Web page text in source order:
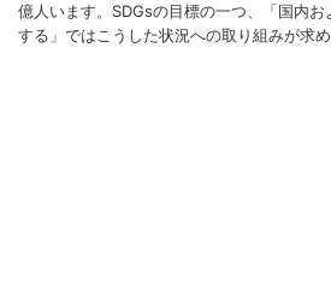
億人います。SDGsの目標の一つ、「国内
する」ではこうした状況への取り組みが求め